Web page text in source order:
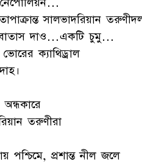
সালভাদরিয়ান
দাও…একটি চুমু…
ক্যাথিড্রাল
তরুণীরা
পশ্চিমে, প্রশান্ত নীল জলে